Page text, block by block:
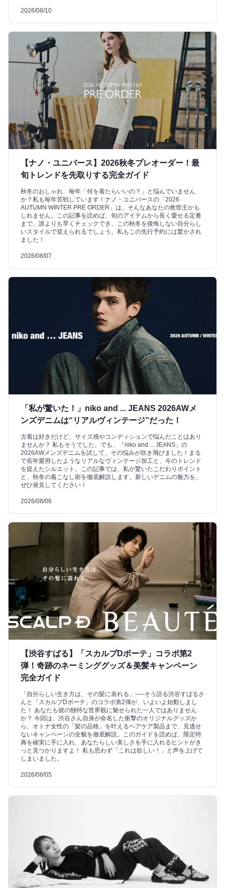
2026/08/10
【ナノ・ユニバース】2026秋冬プレオーダー！最
旬トレンドを先取りする完全ガイド
秋冬のおしゃれ、毎年「何を着たらいいの？」と悩んでいません
か？私も毎年苦戦しています！ナノ・ユニバースの「2026
AUTUMN WINTER PRE ORDER」は、そんなあなたの救世主かも
しれません。この記事を読めば、旬のアイテムから長く愛せる定番
まで、誰よりも早くチェックでき、この秋冬を後悔しない自分らし
いスタイルで迎えられるでしょう。私もこの先行予約には驚かされ
ました！
2026/08/07
「私が驚いた！」niko and ... JEANS 2026AWメ
ンズデニムは“リアルヴィンテージ”だった！
古着は好きだけど、サイズ感やコンディションで悩んだことはあり
ませんか？ 私もそうでした。でも、「niko and ... JEANS」の
2026AWメンズデニムを試して、その悩みが吹き飛びました！まる
で長年愛用したようなリアルなヴィンテージ加工と、今のトレンド
を捉えたシルエット。この記事では、私が驚いたこだわりポイント
と、秋冬の着こなし術を徹底解説します。新しいデニムの魅力を、
ぜひ発見してください！
2026/08/06
【渋谷すばる】「スカルプDボーテ」コラボ第2
弾！奇跡のネーミンググッズ＆美髪キャンペーン
完全ガイド
「自分らしい生き方は、その髪に表れる」──そう語る渋谷すばるさ
んと「スカルプDボーテ」のコラボ第2弾が、いよいよ始動しまし
た！ あなたも彼の独特な世界観に魅せられた一人ではありません
か？ 今回は、渋谷さん自身が命名した衝撃のオリジナルグッズか
ら、オトナ女性の「髪の品格」を叶えるヘアケア製品まで、見逃せ
ないキャンペーンの全貌を徹底解説。このガイドを読めば、限定特
典を確実に手に入れ、あなたらしい美しさを手に入れるヒントがき
っと見つかりますよ！ 私も思わず「これは欲しい！」と声を上げて
しまいました。
2026/08/05